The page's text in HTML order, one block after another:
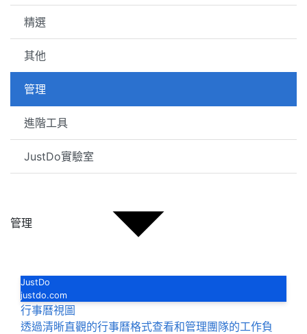
精選
其他
管理
進階工具
JustDo實驗室
管理
JustDo
justdo.com
行事曆視圖
透過清晰直觀的行事曆格式查看和管理團隊的工作負